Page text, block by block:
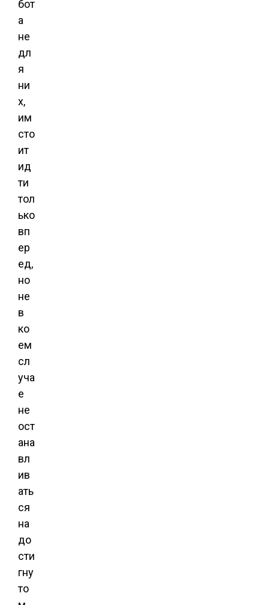
бот
а
не
дл
я
ни
х,
им
сто
ит
ид
ти
тол
ько
вп
ер
ед,
но
не
в
ко
ем
сл
уча
е
не
ост
ана
вл
ив
ать
ся
на
до
сти
гну
то